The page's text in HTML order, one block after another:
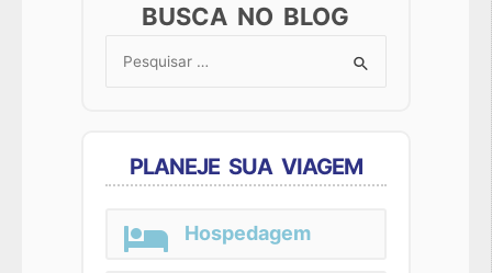
BUSCA NO BLOG
Search
PLANEJE SUA VIAGEM
Hospedagem